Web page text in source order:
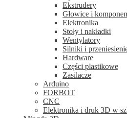
Ekstrudery
Głowice i
Elektronika
Stoły i nakładki
Wentylatory
Silniki i
Hardware
Części plastikowe
Zasilacze
Arduino
FORBOT
CNC
Elektronika i druk 3D w